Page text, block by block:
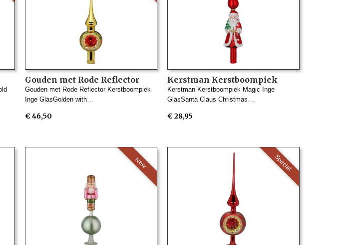
Gouden met Rode Reflector
Kerstboompiek Inge Glas
Gouden met Rode Reflector Kerstboompiek
Inge GlasGolden with…
€ 46,50
Kerstman Kerstboompiek
Magic Inge Glas
Kerstman Kerstboompiek Magic Inge
GlasSanta Claus Christmas…
€ 28,95
New Special